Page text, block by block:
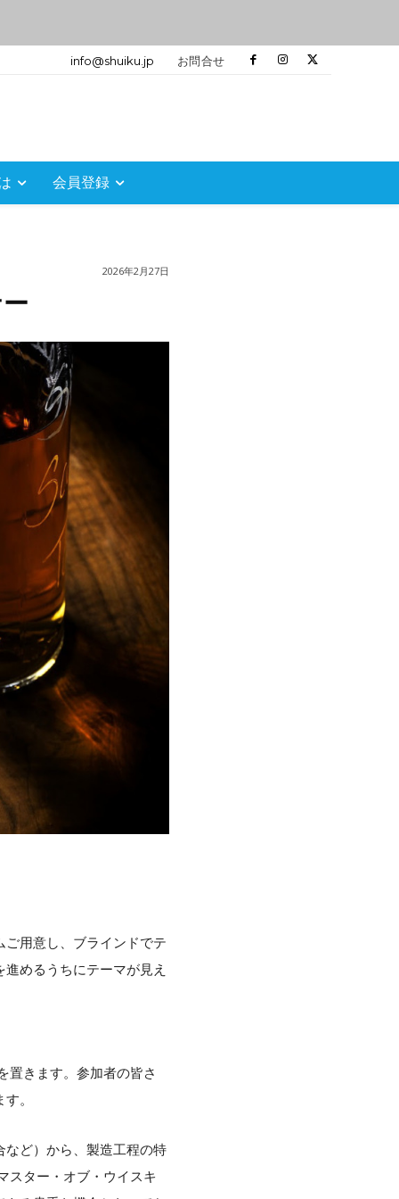
info@shuiku.jp お問合せ
会員登録
2026年2月27日
用意し、ブラインドでテ
めるうちにテーマが見え
置きます。参加者の皆さ
。
ど）から、製造工程の特
スター・オブ・ウイスキ